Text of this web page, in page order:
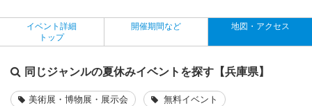
イベント詳細
トップ
開催期間など 地図・アクセス
同じジャンルの夏休みイベントを探す【兵庫県】
美術展・博物展・展示会 無料イベント